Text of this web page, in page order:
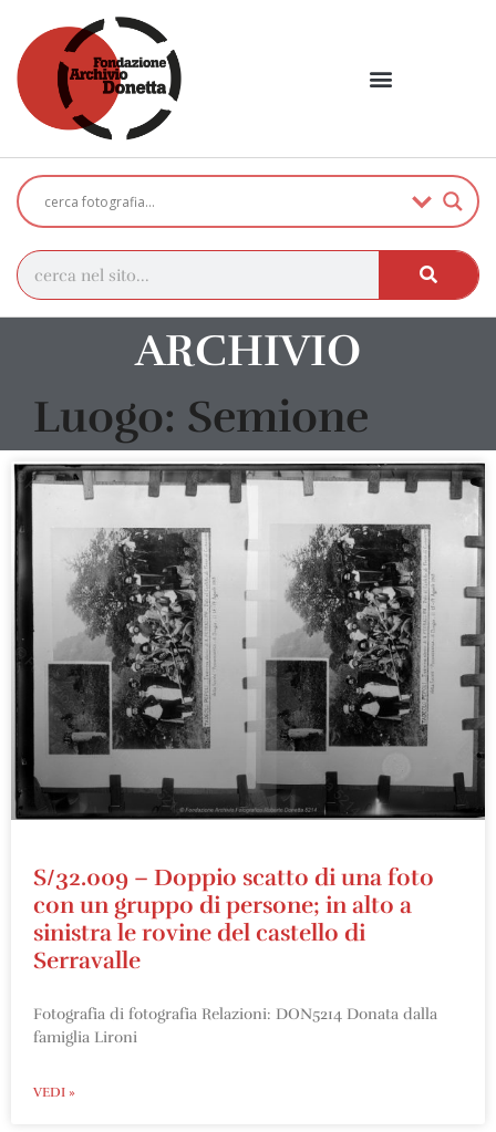
ARCHIVIO
Luogo: Semione
S/32.009 – Doppio scatto di una foto
con un gruppo di persone; in alto a
sinistra le rovine del castello di
Serravalle
Fotografia di fotografia Relazioni: DON5214 Donata dalla
famiglia Lironi
VEDI »